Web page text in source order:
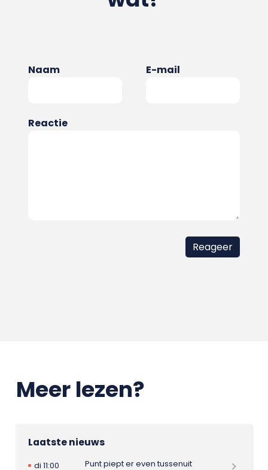
Naam E-mail
Reactie
Meer lezen?
Laatste nieuws
di 11:00
Punt piept er even tussenuit